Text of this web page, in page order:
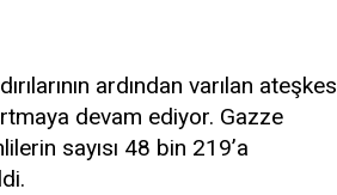
ardından varılan ateşkes
devam ediyor. Gazze
sayısı 48 bin 219’a